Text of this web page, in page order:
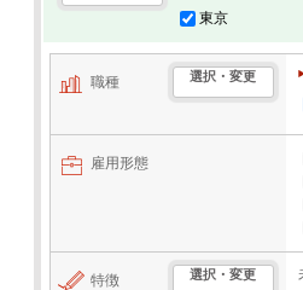
東京
職種 選択・変更
雇用形態
特徴 選択・変更